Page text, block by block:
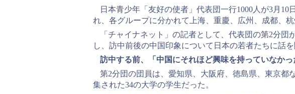
日本青少年「友好の使者」代表団一行1000人が3月10
れ、各グループに分かれて上海、重慶、広州、成都、杭
「チャイナネット」の記者として、代表団の第2分団
し、訪中前後の中国印象について日本の若者たちに話を
訪中する前、「中国にそれほど興味を持っていなかっ
第2分団の団員は、愛知県、大阪府、徳島県、東京都
集された34の大学の学生だった。